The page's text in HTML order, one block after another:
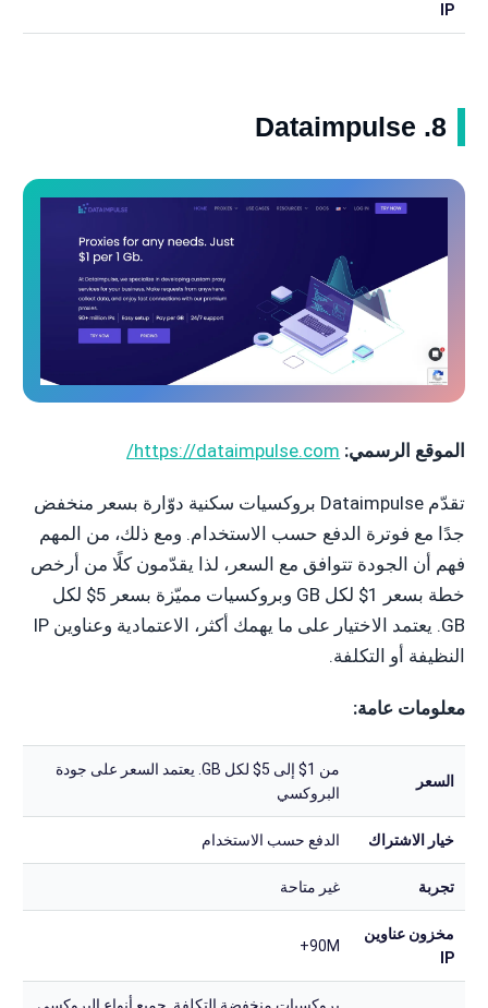
IP
8. Dataimpulse
الموقع الرسمي: https://dataimpulse.com/
تقدّم Dataimpulse بروكسيات سكنية دوّارة بسعر منخفض
جدًا مع فوترة الدفع حسب الاستخدام. ومع ذلك، من المهم
فهم أن الجودة تتوافق مع السعر، لذا يقدّمون كلًا من أرخص
خطة بسعر 1$ لكل GB وبروكسيات مميّزة بسعر 5$ لكل
GB. يعتمد الاختيار على ما يهمك أكثر، الاعتمادية وعناوين IP
النظيفة أو التكلفة.
معلومات عامة:
السعر
من 1$ إلى 5$ لكل GB. يعتمد السعر على جودة
البروكسي
خيار الاشتراك الدفع حسب الاستخدام
تجربة غير متاحة
مخزون عناوين
IP
90M+